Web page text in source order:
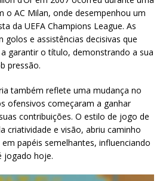
o AC Milan, onde desempenhou um
da UEFA Champions League. As
golos e assistências decisivas que
garantir o título, demonstrando a sua
pressão.
também reflete uma mudança no
ofensivos começaram a ganhar
contribuições. O estilo de jogo de
criatividade e visão, abriu caminho
papéis semelhantes, influenciando
jogado hoje.